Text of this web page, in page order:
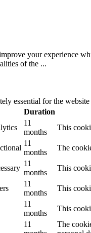
your experience
of the ...
essential for the
Duration
11
months
This
11
months
The
11
months
This
11
months
This
11
months
This
11
The